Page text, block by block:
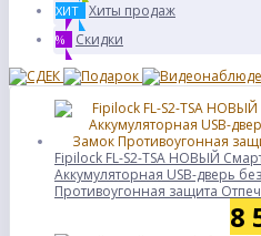
ХИТ Хиты продаж
% Скидки
Fipilock FL-S2-TSA НОВЫЙ
Аккумуляторная USB-дверь
Противоугонная защита
8